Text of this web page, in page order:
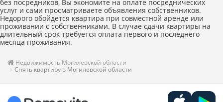
без посредников, Вы экономите на оплате посреднических
услуг и сами просматриваете объявления собственников.
Недорого обойдется квартира при совместной аренде или
проживании с собственниками. В случае сдачи квартиры на
длительный срок требуется оплата первого и последнего
месяца проживания.
Недвижимость Могилевской области
Снять квартиру в Могилевской области